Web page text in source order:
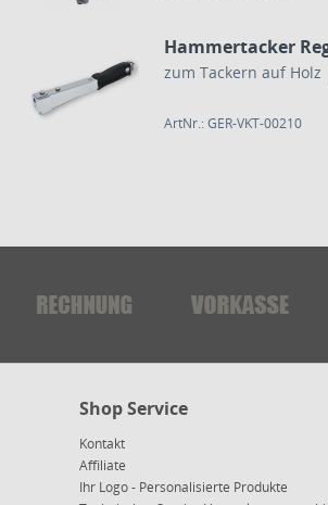
Hammertacker
zum Tackern auf
ArtNr.: GER-VKT-00210
Shop Service
Kontakt
Affiliate
Ihr Logo - Personalisierte Produkte